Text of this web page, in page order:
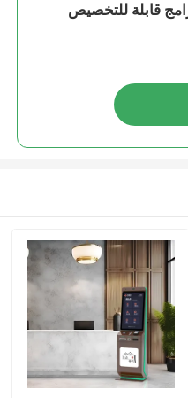
قابلة للتخصيص